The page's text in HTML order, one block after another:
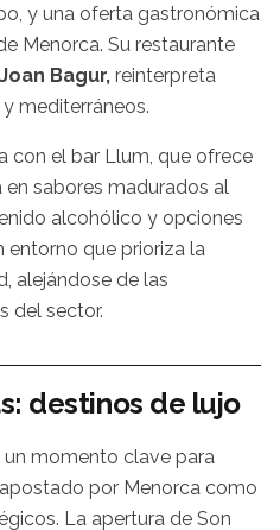
y una oferta gastronómica
Menorca. Su restaurante
Joan Bagur, reinterpreta
mediterráneos.
con el bar Llum, que ofrece
sabores madurados al
alcohólico y opciones
entorno que prioriza la
alejándose de las
del sector.
destinos de lujo
momento clave para
por Menorca como
La apertura de Son